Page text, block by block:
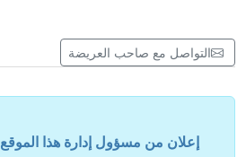
التواصل مع صاحب العريضة
إعلان من مسؤول إدارة هذا الموقع